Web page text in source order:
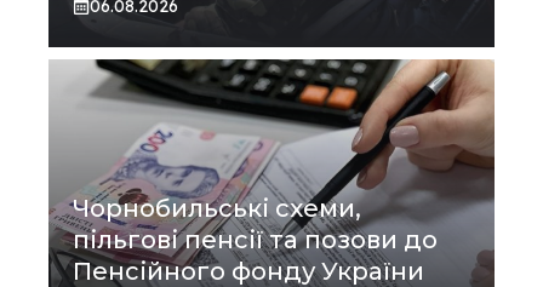
06.08.2026
Чорнобильські схеми,
пільгові пенсії та позови до
Пенсійного фонду України